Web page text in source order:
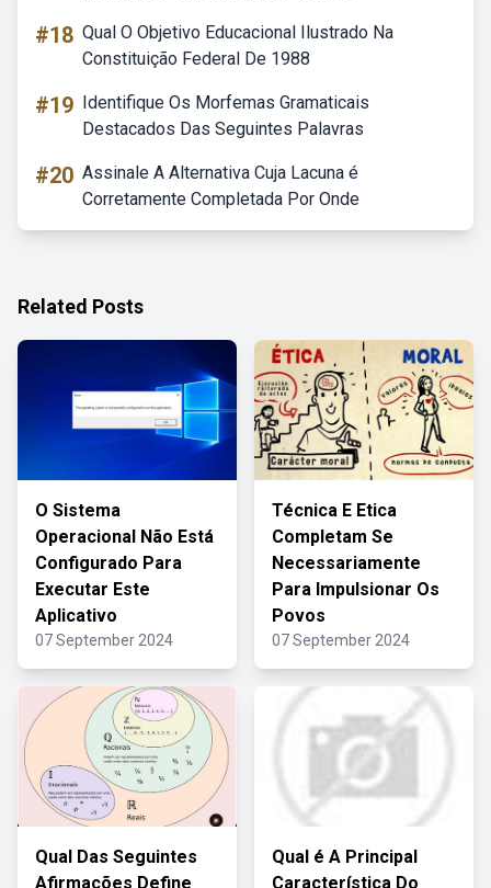
#18 Qual O Objetivo Educacional Ilustrado Na
Constituição Federal De 1988
#19 Identifique Os Morfemas Gramaticais
Destacados Das Seguintes Palavras
#20 Assinale A Alternativa Cuja Lacuna é
Corretamente Completada Por Onde
Related Posts
O Sistema
Operacional Não Está
Configurado Para
Executar Este
Aplicativo
07 September 2024
Técnica E Etica
Completam Se
Necessariamente
Para Impulsionar Os
Povos
07 September 2024
Qual Das Seguintes
Afirmações Define
Qual é A Principal
Característica Do